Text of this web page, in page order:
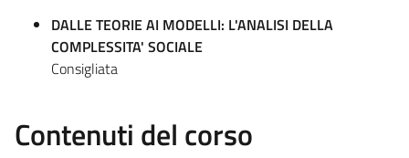
DALLE TEORIE AI MODELLI: L'ANALISI DELLA
COMPLESSITA' SOCIALE
Consigliata
Contenuti del corso